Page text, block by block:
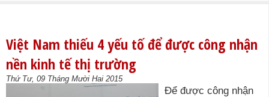
Việt Nam thiếu 4 yếu tố để được công nhận
nền kinh tế thị trường
Thứ Tư, 09 Tháng Mười Hai 2015
Để được công nhận